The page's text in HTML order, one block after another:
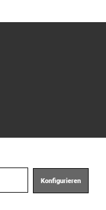
Konfigurieren